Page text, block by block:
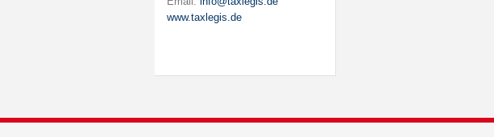
www.taxlegis.de